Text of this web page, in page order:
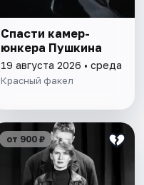
Спасти камер-
юнкера Пушкина
19 августа 2026 • среда
Красный факел
от 900 ₽